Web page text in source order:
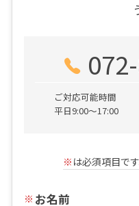
ご対応可能時間
平日9:00～17:00
※ は必須項目で
お名前